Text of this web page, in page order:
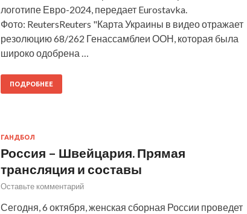
логотипе Евро-2024, передает Eurostavka.
Фото: ReutersReuters "Карта Украины в видео отражает
резолюцию 68/262 Генассамблеи ООН, которая была
широко одобрена …
ПОДРОБНЕЕ
ГАНДБОЛ
Россия – Швейцария. Прямая
трансляция и составы
Оставьте комментарий
Сегодня, 6 октября, женская сборная России проведет